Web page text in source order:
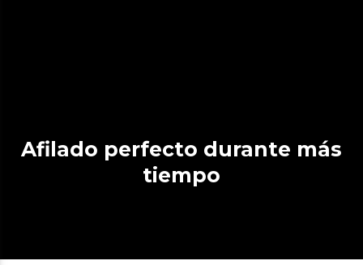
Afilado perfecto durante más
tiempo